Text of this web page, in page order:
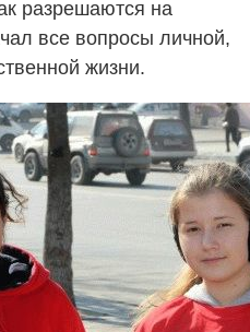
разрешаются на
все вопросы личной,
жизни.